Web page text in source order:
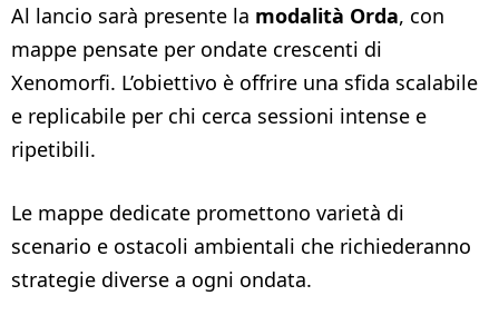
Al lancio sarà presente la modalità Orda, con
mappe pensate per ondate crescenti di
Xenomorfi. L’obiettivo è offrire una sfida scalabile
e replicabile per chi cerca sessioni intense e
ripetibili.
Le mappe dedicate promettono varietà di
scenario e ostacoli ambientali che richiederanno
strategie diverse a ogni ondata.